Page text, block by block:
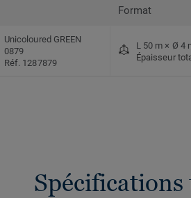
Format
Unicoloured GREEN
0879
Réf. 1287879
L 50 m × Ø 4
Épaisseur